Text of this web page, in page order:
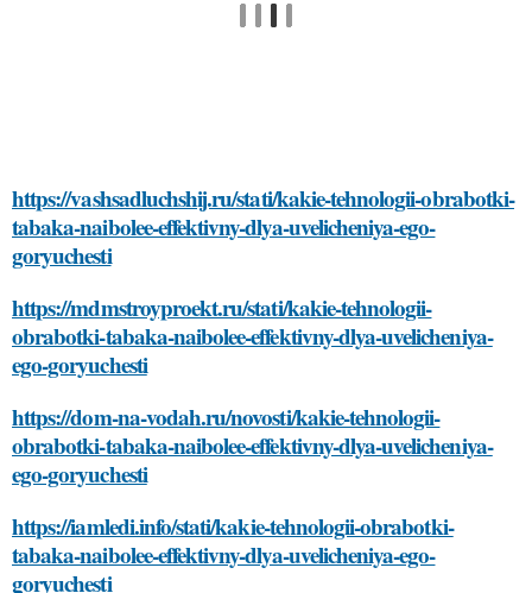
https://vashsadluchshij.ru/stati/kakie-tehnologii-obrabotki-
tabaka-naibolee-effektivny-dlya-uvelicheniya-ego-
goryuchesti
https://mdmstroyproekt.ru/stati/kakie-tehnologii-
obrabotki-tabaka-naibolee-effektivny-dlya-uvelicheniya-
ego-goryuchesti
https://dom-na-vodah.ru/novosti/kakie-tehnologii-
obrabotki-tabaka-naibolee-effektivny-dlya-uvelicheniya-
ego-goryuchesti
https://iamledi.info/stati/kakie-tehnologii-obrabotki-
tabaka-naibolee-effektivny-dlya-uvelicheniya-ego-
goryuchesti